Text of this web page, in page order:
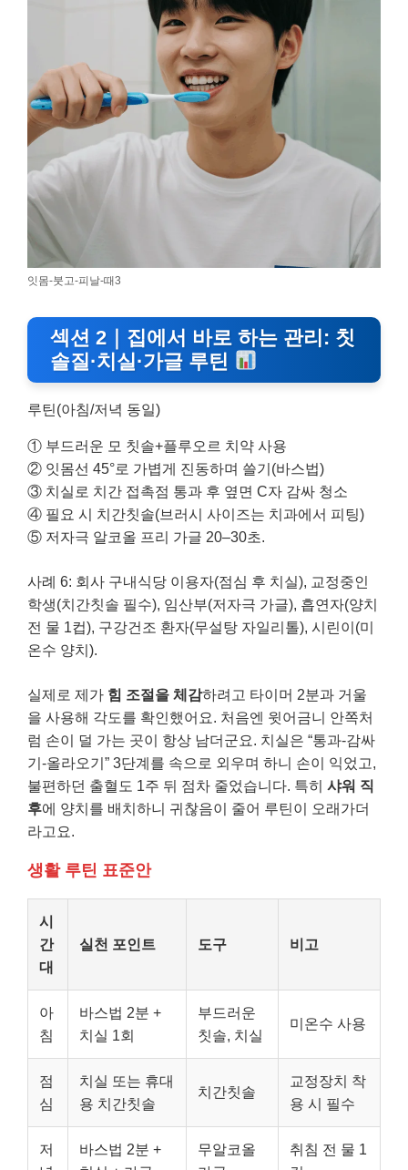
잇몸-붓고-피날-때3
섹션 2｜집에서 바로 하는 관리: 칫
솔질·치실·가글 루틴
루틴(아침/저녁 동일)
① 부드러운 모 칫솔+플루오르 치약 사용
② 잇몸선 45°로 가볍게 진동하며 쓸기(바스법)
③ 치실로 치간 접촉점 통과 후 옆면 C자 감싸 청소
④ 필요 시 치간칫솔(브러시 사이즈는 치과에서 피팅)
⑤ 저자극 알코올 프리 가글 20–30초.
사례 6: 회사 구내식당 이용자(점심 후 치실), 교정중인
학생(치간칫솔 필수), 임산부(저자극 가글), 흡연자(양치
전 물 1컵), 구강건조 환자(무설탕 자일리톨), 시린이(미
온수 양치).
실제로 제가 힘 조절을 체감하려고 타이머 2분과 거울
을 사용해 각도를 확인했어요. 처음엔 윗어금니 안쪽처
럼 손이 덜 가는 곳이 항상 남더군요. 치실은 “통과-감싸
기-올라오기” 3단계를 속으로 외우며 하니 손이 익었고,
불편하던 출혈도 1주 뒤 점차 줄었습니다. 특히 샤워 직
후에 양치를 배치하니 귀찮음이 줄어 루틴이 오래가더
라고요.
생활 루틴 표준안
시
간
대
실천 포인트 도구 비고
아
침
바스법 2분 +
치실 1회
부드러운
칫솔, 치실
미온수 사용
점
심
치실 또는 휴대
용 치간칫솔
치간칫솔
교정장치 착
용 시 필수
저
바스법 2분 +
무알코올
취침 전 물 1